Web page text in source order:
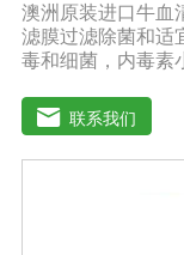
澳洲原装进口牛血
滤膜过滤除菌和适
毒和细菌，内毒素
官的分离、培养
产。质量标准：符
欧洲药典、美国药
步解冻法（ -
联系我们